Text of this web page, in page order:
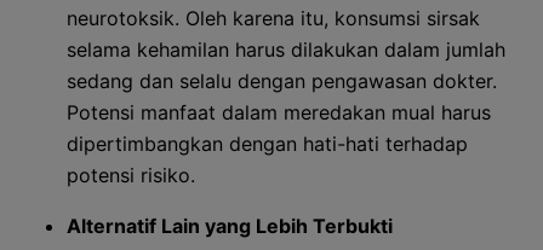
neurotoksik. Oleh karena itu, konsumsi sirsak
selama kehamilan harus dilakukan dalam jumlah
sedang dan selalu dengan pengawasan dokter.
Potensi manfaat dalam meredakan mual harus
dipertimbangkan dengan hati-hati terhadap
potensi risiko.
Alternatif Lain yang Lebih Terbukti